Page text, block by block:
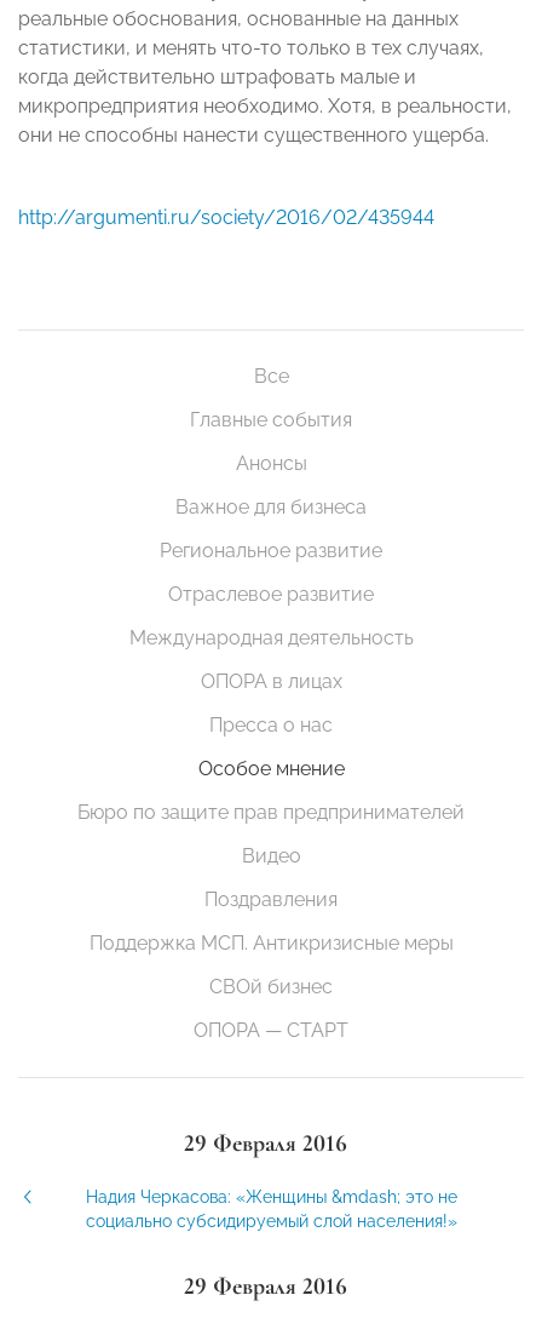
реальные обоснования, основанные на данных
статистики, и менять что-то только в тех случаях,
когда действительно штрафовать малые и
микропредприятия необходимо. Хотя, в реальности,
они не способны нанести существенного ущерба.
http://argumenti.ru/society/2016/02/435944
Все
Главные события
Анонсы
Важное для бизнеса
Региональное развитие
Отраслевое развитие
Международная деятельность
ОПОРА в лицах
Пресса о нас
Особое мнение
Бюро по защите прав предпринимателей
Видео
Поздравления
Поддержка МСП. Антикризисные меры
СВОй бизнес
ОПОРА — СТАРТ
29 Февраля 2016
Надия Черкасова: «Женщины &mdash; это не
социально субсидируемый слой населения!»
29 Февраля 2016